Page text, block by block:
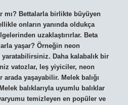
mı? Bettalarla birlikte büyüyen
onların yanında oldukça
uzaklaştırırlar. Beta
yaşar? Örneğin neon
Daha kalabalık bir
vatozlar, leş yiyiciler, neon
yaşayabilir. Melek balığı
balıklarıyla uyumlu balıklar
temizleyen en popüler ve